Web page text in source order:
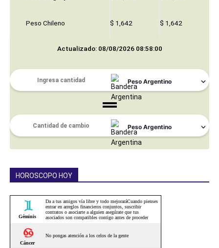
Peso Chileno $ 1,642 $ 1,642
Actualizado: 08/08/2026 08:58:00
HOROSCOPO HOY